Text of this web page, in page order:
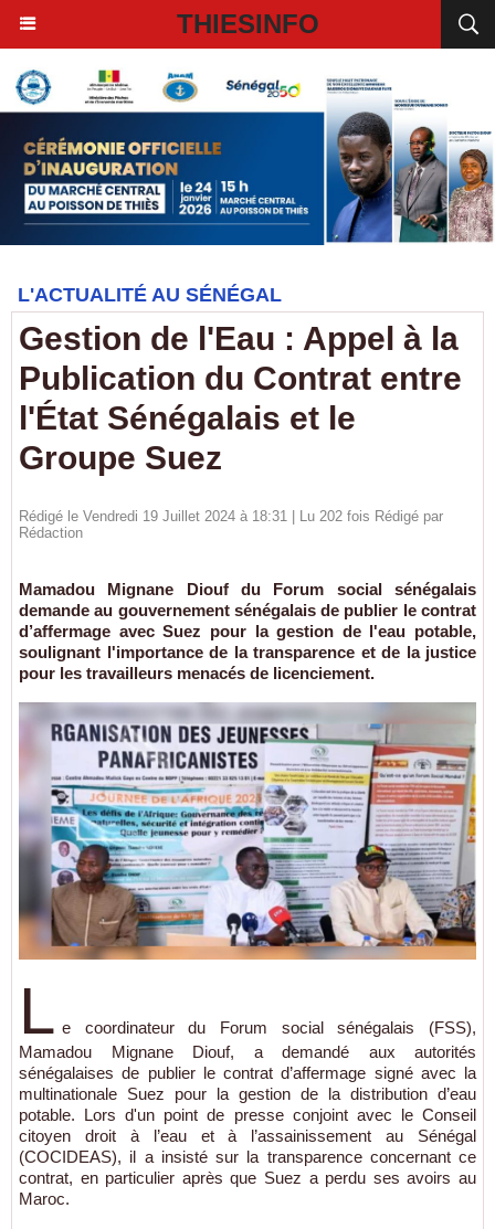
THIESINFO
L'ACTUALITÉ AU SÉNÉGAL
Gestion de l'Eau : Appel à la
Publication du Contrat entre
l'État Sénégalais et le
Groupe Suez
Rédigé le Vendredi 19 Juillet 2024 à 18:31 | Lu 202 fois Rédigé par
Rédaction
Mamadou Mignane Diouf du Forum social sénégalais
demande au gouvernement sénégalais de publier le contrat
d’affermage avec Suez pour la gestion de l'eau potable,
soulignant l'importance de la transparence et de la justice
pour les travailleurs menacés de licenciement.
L e coordinateur du Forum social sénégalais (FSS),
Mamadou Mignane Diouf, a demandé aux autorités
sénégalaises de publier le contrat d’affermage signé avec la
multinationale Suez pour la gestion de la distribution d’eau
potable. Lors d'un point de presse conjoint avec le Conseil
citoyen droit à l’eau et à l’assainissement au Sénégal
(COCIDEAS), il a insisté sur la transparence concernant ce
contrat, en particulier après que Suez a perdu ses avoirs au
Maroc.